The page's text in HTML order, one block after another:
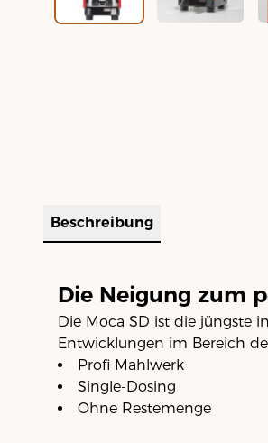
Beschreibung
Die Neigung zum
Die Moca SD ist die jüngste
Entwicklungen im Bereich
Profi Mahlwerk
Single-Dosing
Ohne Restemenge